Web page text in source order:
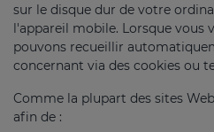
sur le disque dur de votre
l'appareil mobile. Lorsque vous
pouvons recueillir
concernant via des cookies ou
Comme la plupart des sites
afin de :